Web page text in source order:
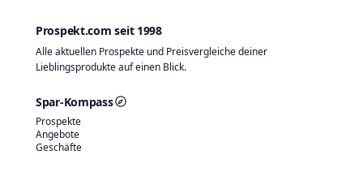
Prospekt.com seit 1998
Alle aktuellen Prospekte und Preisvergleiche deiner
Lieblingsprodukte auf einen Blick.
Spar-Kompass
Prospekte
Angebote
Geschäfte